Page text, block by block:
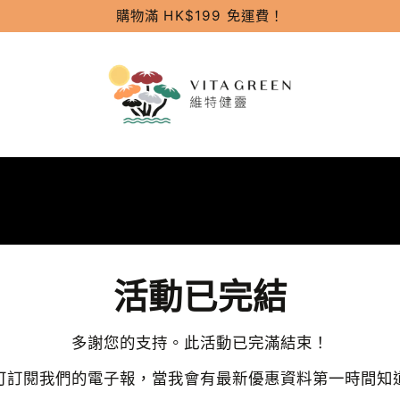
購物滿 HK$199 免運費！
活動已完結
多謝您的支持。此活動已完滿結束！
訂閱我們的電子報，當我會有最新優惠資料第一時間知